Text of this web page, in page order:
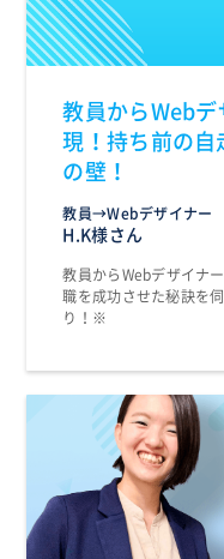
教員からWeb
現！持ち前の
の壁！
教員→Webデザイナー
H.K様さん
教員からWebデザイナ
職を成功させた秘訣を
り！※